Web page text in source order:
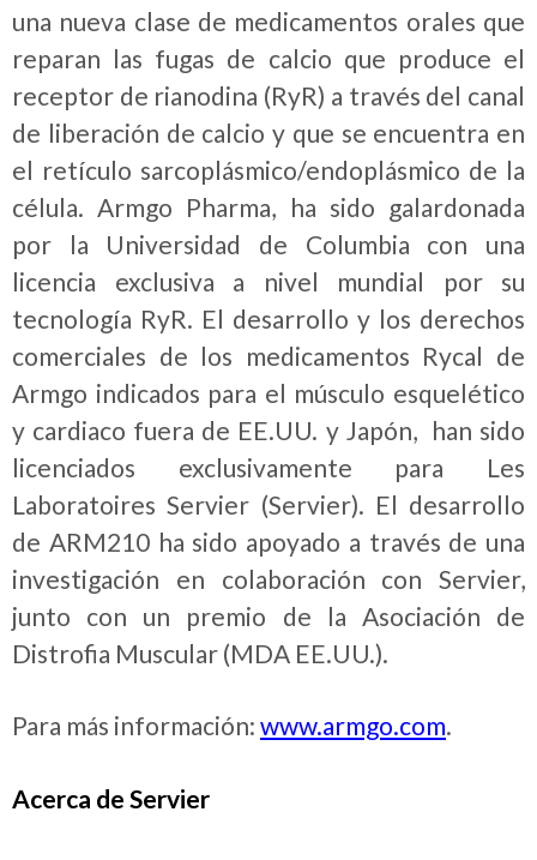
una nueva clase de medicamentos orales que
reparan las fugas de calcio que produce el
receptor de rianodina (RyR) a través del canal
de liberación de calcio y que se encuentra en
el retículo sarcoplásmico/endoplásmico de la
célula. Armgo Pharma, ha sido galardonada
por la Universidad de Columbia con una
licencia exclusiva a nivel mundial por su
tecnología RyR. El desarrollo y los derechos
comerciales de los medicamentos Rycal de
Armgo indicados para el músculo esquelético
y cardiaco fuera de EE.UU. y Japón, han sido
licenciados exclusivamente para Les
Laboratoires Servier (Servier). El desarrollo
de ARM210 ha sido apoyado a través de una
investigación en colaboración con Servier,
junto con un premio de la Asociación de
Distrofia Muscular (MDA EE.UU.).
Para más información: www.armgo.com.
Acerca de Servier